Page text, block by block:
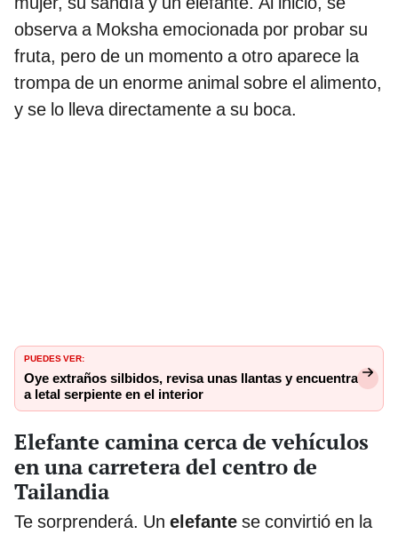
observa a Moksha emocionada por probar su
fruta, pero de un momento a otro aparece la
trompa de un enorme animal sobre el alimento,
y se lo lleva directamente a su boca.
PUEDES VER:
Oye extraños silbidos, revisa unas llantas y encuentra
a letal serpiente en el interior
Elefante camina cerca de vehículos
en una carretera del centro de
Tailandia
Te sorprenderá. Un elefante se convirtió en la